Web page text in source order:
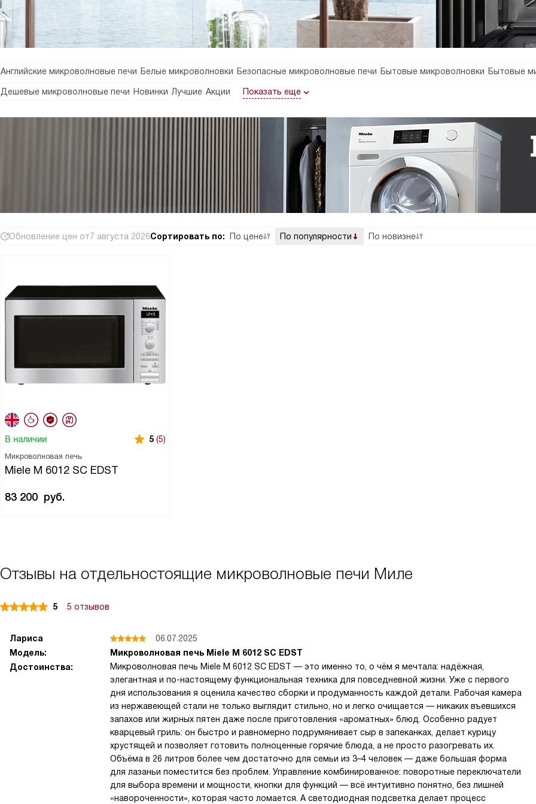
Английские микроволновые печи Белые микроволновки Безопасные микроволновые печи Бытовые микроволновки Бытовые
Дешевые микроволновые печи Новинки Лучшие Акции Показать еще
Обновление цен от7 августа 2026Сортировать по: По цене По популярности По новизне
Микроволновая печь
Miele M 6012 SC EDST
В наличии 5 (5)
83 200 руб.
Отзывы на отдельностоящие микроволновые печи Миле
5 5 отзывов
Лариса
06.07.2025
Модель:
Микроволновая печь Miele M 6012 SC EDST
Достоинства:
Микроволновая печь Miele M 6012 SC EDST — это именно то, о чём я мечтала: надёжная,
элегантная и по-настоящему функциональная техника для повседневной жизни. Уже с первого
дня использования я оценила качество сборки и продуманность каждой детали. Рабочая камера
из нержавеющей стали не только выглядит стильно, но и легко очищается — никаких въевшихся
запахов или жирных пятен даже после приготовления «ароматных» блюд. Особенно радует
кварцевый гриль: он быстро и равномерно подрумянивает сыр в запеканках, делает курицу
хрустящей и позволяет готовить полноценные горячие блюда, а не просто разогревать их.
Объёма в 26 литров более чем достаточно для семьи из 3–4 человек — даже большая форма
для лазаньи поместится без проблем. Управление комбинированное: поворотные переключатели
для выбора времени и мощности, кнопки для функций — всё интуитивно понятно, без лишней
«навороченности», которая часто ломается. А светодиодная подсветка делает процесс